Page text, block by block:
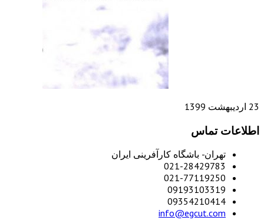
23 اردیبهشت 1399
اطلاعات تماس
تهران- باشگاه کارآفرینی ایران
021-28429783
021-77119250
09193103319
09354210414
info@egcut.com